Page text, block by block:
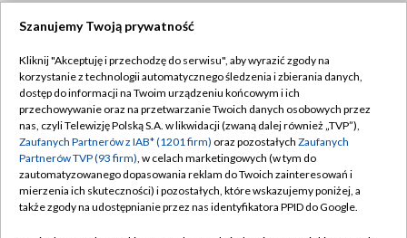
TVP
Abonament TVP
Emisja w TVP
Centrum informacji TVP
Naziemna Telewizja Cyfrowa
Regulamin TVP
Polityka prywatności
Moje zgody
Pomoc
Szanujemy Twoją prywatność
Kliknij "Akceptuję i przechodzę do serwisu", aby wyrazić zgody na
korzystanie z technologii automatycznego śledzenia i zbierania danych,
dostęp do informacji na Twoim urządzeniu końcowym i ich
przechowywanie oraz na przetwarzanie Twoich danych osobowych przez
nas, czyli Telewizję Polską S.A. w likwidacji (zwaną dalej również „TVP”),
Zaufanych Partnerów z IAB* (1201 firm) oraz pozostałych Zaufanych
Partnerów TVP (93 firm), w celach marketingowych (w tym do
zautomatyzowanego dopasowania reklam do Twoich zainteresowań i
mierzenia ich skuteczności) i pozostałych, które wskazujemy poniżej, a
także zgody na udostępnianie przez nas identyfikatora PPID do Google.